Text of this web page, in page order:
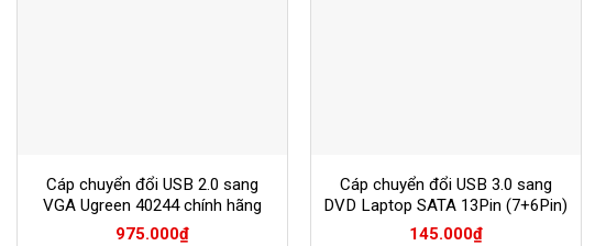
Cáp chuyển đổi USB 2.0 sang
VGA Ugreen 40244 chính hãng
975.000₫
Cáp chuyển đổi USB 3.0 sang
DVD Laptop SATA 13Pin (7+6Pin)
145.000₫